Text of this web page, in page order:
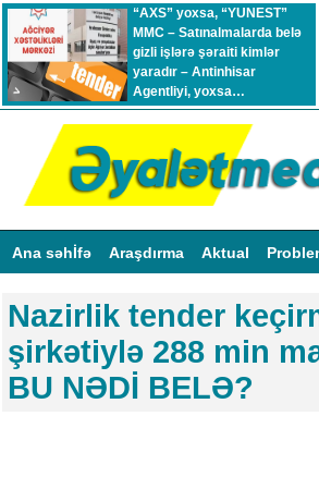
“AXS” yoxsa, “YUNEST”
MMC – Satınalmalarda belə
gizli işlərə şəraiti kimlər
yaradır – Antinhisar
Agentliyi, yoxsa…
Ana səhİfə Araşdırma Aktual
Nazirlik tender
şirkətiylə 288 min
BU NƏDİ BELƏ?